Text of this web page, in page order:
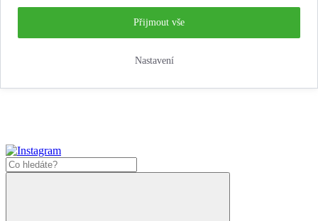
Nastavení
Přijmout vše
...neobyčejná autopůjčovna!